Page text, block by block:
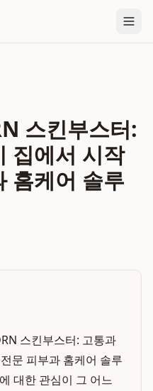
스킨부스터:
집에서 시작
홈케어 솔루
스킨부스터: 고통과
문 피부과 홈케어 솔루
대한 관심이 그 어느